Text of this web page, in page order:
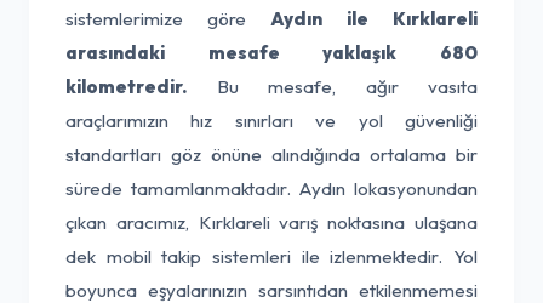
sistemlerimize göre Aydın ile Kırklareli
arasındaki mesafe yaklaşık 680
kilometredir. Bu mesafe, ağır vasıta
araçlarımızın hız sınırları ve yol güvenliği
standartları göz önüne alındığında ortalama bir
sürede tamamlanmaktadır. Aydın lokasyonundan
çıkan aracımız, Kırklareli varış noktasına ulaşana
dek mobil takip sistemleri ile izlenmektedir. Yol
boyunca eşyalarınızın sarsıntıdan etkilenmemesi